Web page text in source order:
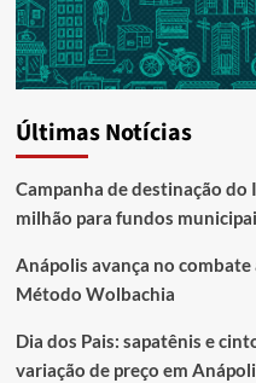
Últimas Notícias
Campanha de destinação do
milhão para fundos
Anápolis avança no
Método Wolbachia
Dia dos Pais: sapatênis e
variação de preço em